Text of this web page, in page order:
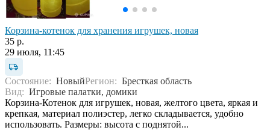
Корзина-котенок для хранения игрушек, новая
35 р.
29 июля, 11:45
Состояние: НовыйРегион: Бресткая область
Вид: Игровые палатки, домики
Корзина-Котенок для игрушек, новая, желтого цвета, яркая и
крепкая, материал полиэстер, легко складывается, удобно
использовать. Размеры: высота с поднятой...